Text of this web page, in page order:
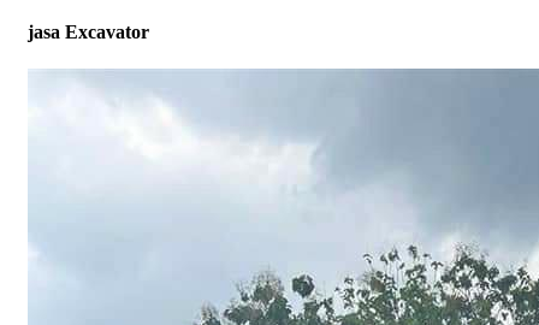
jasa Excavator